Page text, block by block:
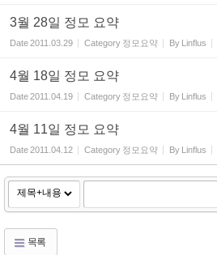
3월 28일 정모 요약
Date2011.03.29 Category 정모요약 By Linflus
4월 18일 정모 요약
Date2011.04.19 Category 정모요약 By Linflus
4월 11일 정모 요약
Date2011.04.12 Category 정모요약 By Linflus
목록